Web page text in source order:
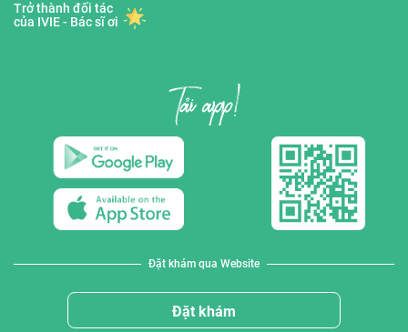
Trở thành đối tác
của IVIE - Bác sĩ ơi
Đặt khám qua Website
Đặt khám